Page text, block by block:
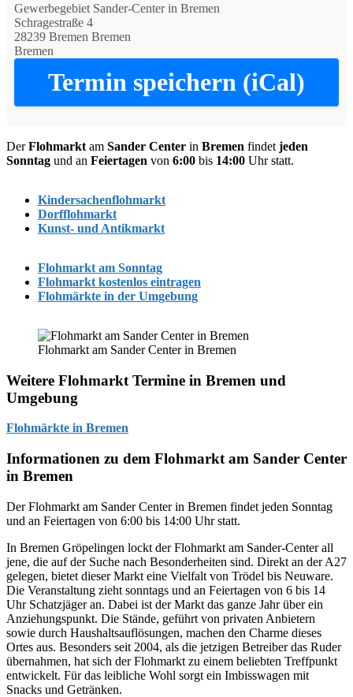
Gewerbegebiet Sander-Center in Bremen
Schragestraße 4
28239 Bremen Bremen
Bremen
Termin speichern (iCal)
DerFlohmarkt am Sander Center in Bremen findet jeden
Sonntag und an Feiertagen von 6:00 bis 14:00 Uhr statt.
Kindersachenflohmarkt
Dorfflohmarkt
Kunst- und Antikmarkt
Flohmarkt am Sonntag
Flohmarkt kostenlos eintragen
Flohmärkte in der Umgebung
Flohmarkt am Sander Center in Bremen
Weitere Flohmarkt Termine in Bremen und
Umgebung
Flohmärkte in Bremen
Informationen zu dem Flohmarkt am Sander Center
in Bremen
Der Flohmarkt am Sander Center in Bremen findet jeden Sonntag
und an Feiertagen von 6:00 bis 14:00 Uhr statt.
In Bremen Gröpelingen lockt der Flohmarkt am Sander-Center all
jene, die auf der Suche nach Besonderheiten sind. Direkt an der A27
gelegen, bietet dieser Markt eine Vielfalt von Trödel bis Neuware.
Die Veranstaltung zieht sonntags und an Feiertagen von 6 bis 14
Uhr Schatzjäger an. Dabei ist der Markt das ganze Jahr über ein
Anziehungspunkt. Die Stände, geführt von privaten Anbietern
sowie durch Haushaltsauflösungen, machen den Charme dieses
Ortes aus. Besonders seit 2004, als die jetzigen Betreiber das Ruder
übernahmen, hat sich der Flohmarkt zu einem beliebten Treffpunkt
entwickelt. Für das leibliche Wohl sorgt ein Imbisswagen mit
Snacks und Getränken.